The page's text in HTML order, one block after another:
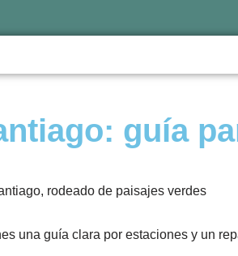
guía
una guía clara por estaciones y un